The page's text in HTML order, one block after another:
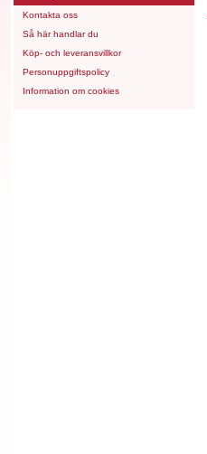
Kontakta oss
Så här handlar du
Köp- och leveransvillkor
Personuppgiftspolicy
Information om cookies